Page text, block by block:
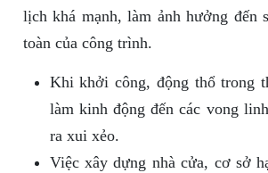
lịch khá mạnh, làm ảnh hưởng đến
toàn của công trình.
Khi khởi công, động thổ trong
làm kinh động đến các vong
ra xui xẻo.
Việc xây dựng nhà cửa, cơ sở